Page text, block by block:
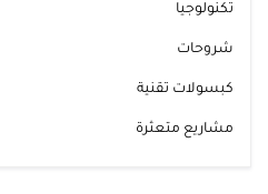
تكنولوجيا
شروحات
كبسولات تقنية
مشاريع متعثرة